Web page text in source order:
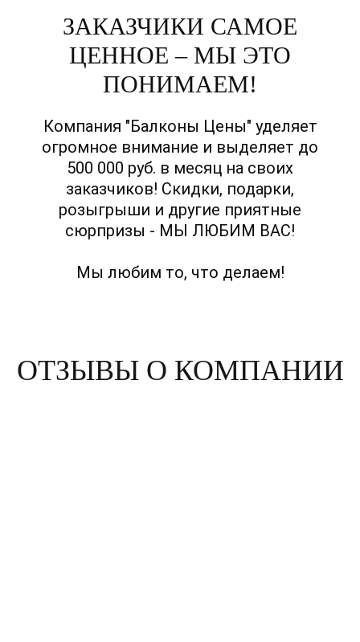
ЗАКАЗЧИКИ САМОЕ
ЦЕННОЕ – МЫ ЭТО
ПОНИМАЕМ!
Компания "Балконы Цены" уделяет
огромное внимание и выделяет до
500 000 руб. в месяц на своих
заказчиков! Скидки, подарки,
розыгрыши и другие приятные
сюрпризы - МЫ ЛЮБИМ ВАС!
Мы любим то, что делаем!
ОТЗЫВЫ О КОМПАНИИ